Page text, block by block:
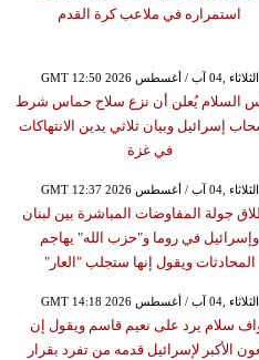
استمراره في ملاعب كرة القدم
GMT 12:50 2026 الثلاثاء ,04 آب / أغسطس
السلام يُعلن أن نزع سلاح حماس شرط
إسرائيل وبيان ثلاثي يدين الانتهاكات
في غزة
GMT 12:37 2026 الثلاثاء ,04 آب / أغسطس
جولة المفاوضات المباشرة بين لبنان
وإسرائيل في روما و"حزب الله" يهاجم
المحادثات ويقول إنها ستجلب "العار"
GMT 14:18 2026 الثلاثاء ,04 آب / أغسطس
سلام يرد على نعيم قاسم ويقول إن
الأكبر لإسرائيل قدمه من تفرد بقرار